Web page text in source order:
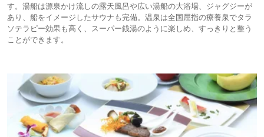
す。湯船は源泉かけ流しの露天風呂や広い湯船の大浴場、ジャグジーが
あり、船をイメージしたサウナも完備。温泉は全国屈指の療養泉でタラ
ソテラピー効果も高く、スーパー銭湯のように楽しめ、すっきりと整う
ことができます。